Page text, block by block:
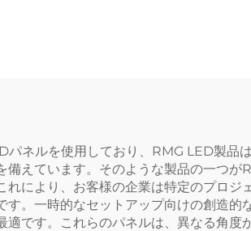
パネルを使用しており、RMG LED製
備えています。そのような製品の一つ
により、お客様の企業は特定のプロ
。一時的なセットアップ向けの創造
適です。これらのパネルは、異なる角